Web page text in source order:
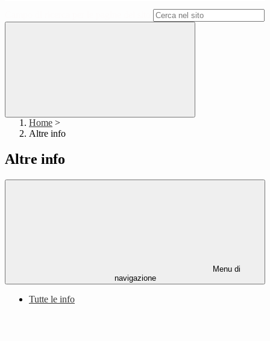
Home >
Altre info
Altre info
Menu di
navigazione
Tutte le info